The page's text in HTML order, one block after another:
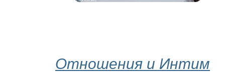
Отношения и Интим